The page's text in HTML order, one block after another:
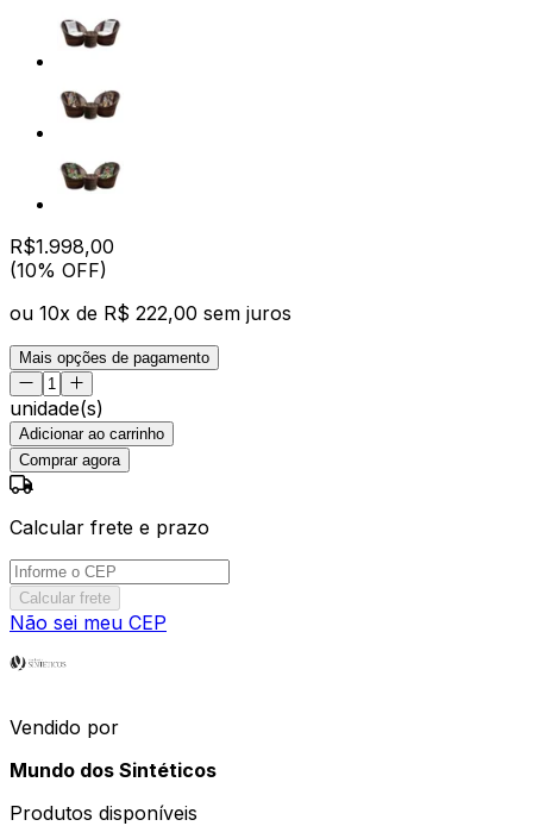
R$1.998,00
(10% OFF)
ou 10x de R$ 222,00 sem juros
Mais opções de pagamento
unidade(s)
Adicionar ao carrinho
Comprar agora
Calcular frete e prazo
Calcular frete
Não sei meu CEP
Vendido por
Mundo dos Sintéticos
Produtos disponíveis